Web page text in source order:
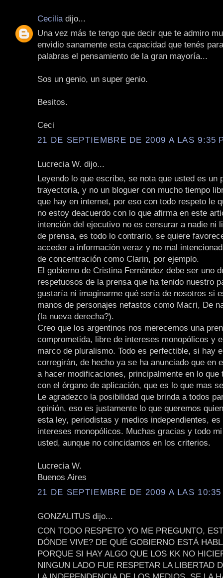
Cecilia dijo...
Una vez más te tengo que decir que te admiro
envidio sanamente esta capacidad que tenés
palabras el pensamiento de la gran mayoría...
Sos un genio, un super genio.
Besitos.
Ceci
21 DE SEPTIEMBRE DE 2009 A LAS 9:35
Lucrecia W. dijo...
Leyendo lo que escribe, se nota que usted es un
trayectoria, y no un bloguer con mucho tiempo
que hay en internet, por eso con todo respeto le
no estoy deacuerdo con lo que afirma en este
intención del ejecutivo no es censurar a nadie ni
de prensa, es todo lo contrario, se quiere
acceder a información veraz y no mal
de concentración como Clarin, por ejemplo.
El gobierno de Cristina Fernández debe ser uno
respetuosos de la prensa que ha tenido nuestro
gustaría ni imaginarme qué sería de nosotros si
manos de personajes nefastos como Macri, De
(la nueva derecha?).
Creo que los argentinos nos merecemos una
comprometida, libre de intereses monopólicos y
marco de pluralismo. Todo es perfectible, si hay
corregirán, de hecho ya se ha anunciado que en
a hacer modificaciones, principalmente en lo que
con el órgano de aplicación, que es lo que mas
Le agradezco la posibilidad que brinda a todos
opinión, eso es justamente lo que queremos
esta ley, periodistas y medios independientes,
intereses monopólicos. Muchas gracias y todo
usted, aunque no coincidamos en los criterios.
Lucrecia W.
Buenos Aires
21 DE SEPTIEMBRE DE 2009 A LAS 10:35
GONZALITUS dijo...
CON TODO RESPETO YO ME PREGUNTO,
DÓNDE VIVE? DE QUÉ GOBIERNO ESTÁ
PORQUE SI HAY ALGO QUE LOS KK NO
NINGUN LADO FUE RESPETAR LA LIBERTAD